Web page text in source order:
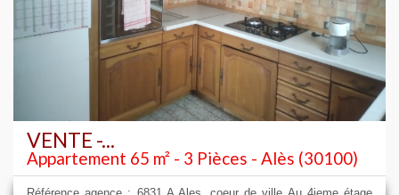
VENTE -...
Appartement 65 m² - 3 Pièces - Alès (30100)